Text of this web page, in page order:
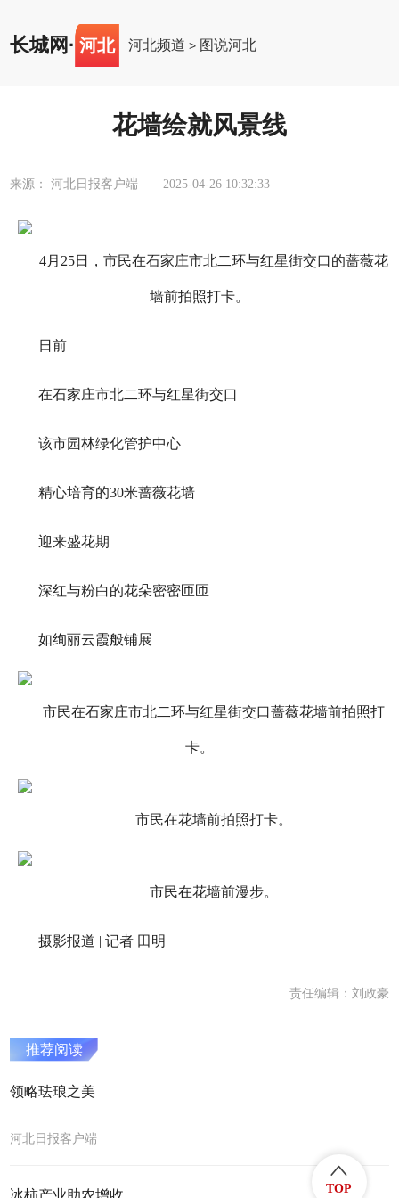
长城网 · 河北 河北频道 > 图说河北
花墙绘就风景线
来源： 河北日报客户端 2025-04-26 10:32:33
4月25日，市民在石家庄市北二环与红星街交口的蔷薇花
墙前拍照打卡。
日前
在石家庄市北二环与红星街交口
该市园林绿化管护中心
精心培育的30米蔷薇花墙
迎来盛花期
深红与粉白的花朵密密匝匝
如绚丽云霞般铺展
市民在石家庄市北二环与红星街交口蔷薇花墙前拍照打
卡。
市民在花墙前拍照打卡。
市民在花墙前漫步。
摄影报道 | 记者 田明
责任编辑：刘政豪
推荐阅读
领略珐琅之美
河北日报客户端
冰柿产业助农增收 TOP